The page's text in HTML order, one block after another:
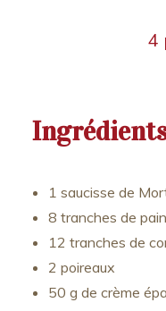
4
1 saucisse de
8 tranches de
12 tranches de
2 poireaux
50 g de crème